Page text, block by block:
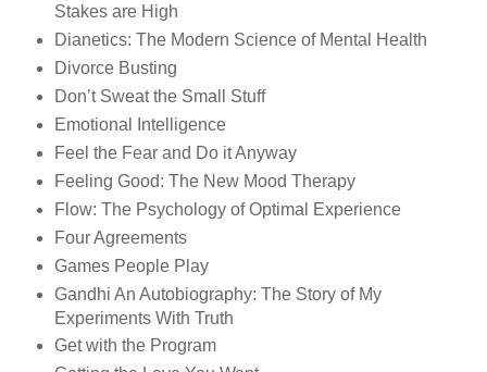
Stakes are High
Dianetics: The Modern Science of Mental Health
Divorce Busting
Don’t Sweat the Small Stuff
Emotional Intelligence
Feel the Fear and Do it Anyway
Feeling Good: The New Mood Therapy
Flow: The Psychology of Optimal Experience
Four Agreements
Games People Play
Gandhi An Autobiography: The Story of My
Experiments With Truth
Get with the Program